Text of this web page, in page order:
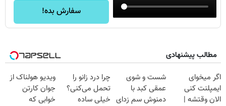
سفارش بده!
مطالب پیشنهادی
اگر میخوای
ایمپلنت کنی
الان وقتشه |
شست و شوی
عمقی کبد با
دمنوش سم زدای
چرا درد زانو را
تحمل می‌کنی؟
خیلی ساده
ویدیو هولناک از
جوان کارتن
خوابی که